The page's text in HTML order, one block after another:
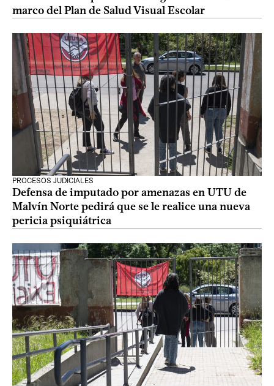
marco del Plan de Salud Visual Escolar
PROCESOS JUDICIALES
Defensa de imputado por amenazas en UTU de
Malvín Norte pedirá que se le realice una nueva
pericia psiquiátrica